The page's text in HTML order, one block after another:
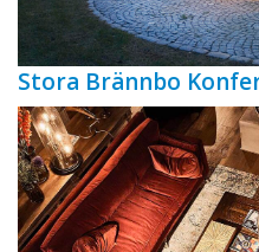
Stora Brännbo